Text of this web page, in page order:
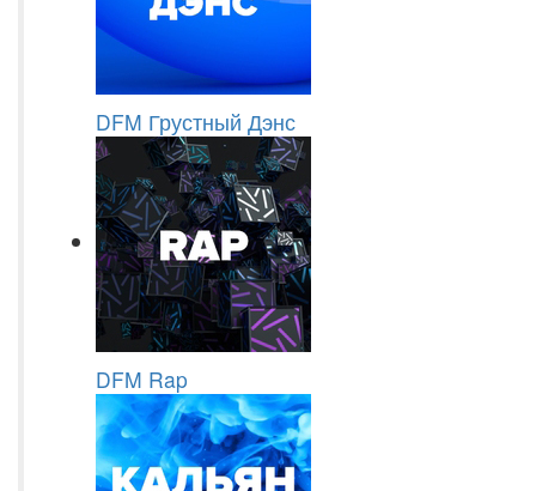
DFM Грустный Дэнс
DFM Rap